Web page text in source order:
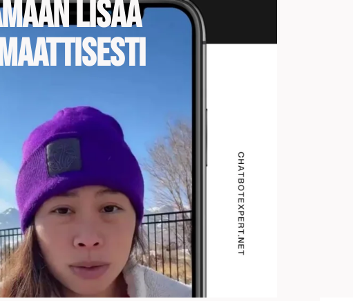
lisää